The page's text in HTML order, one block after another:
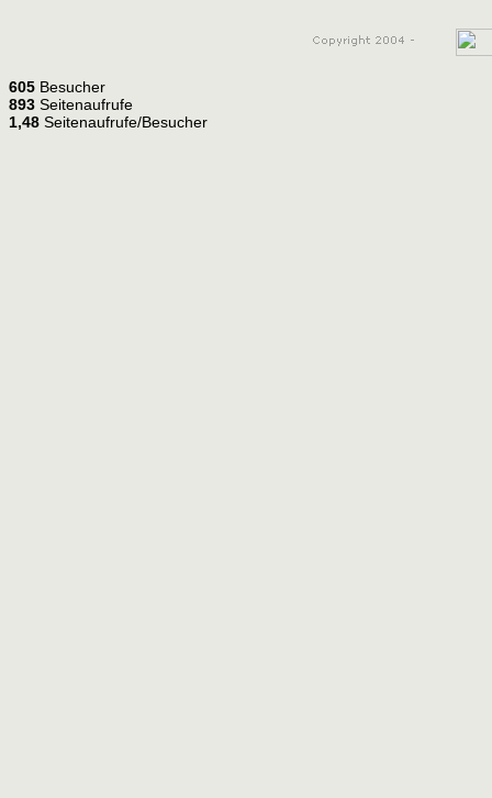
605 Besucher
893 Seitenaufrufe
1,48 Seitenaufrufe/Besucher